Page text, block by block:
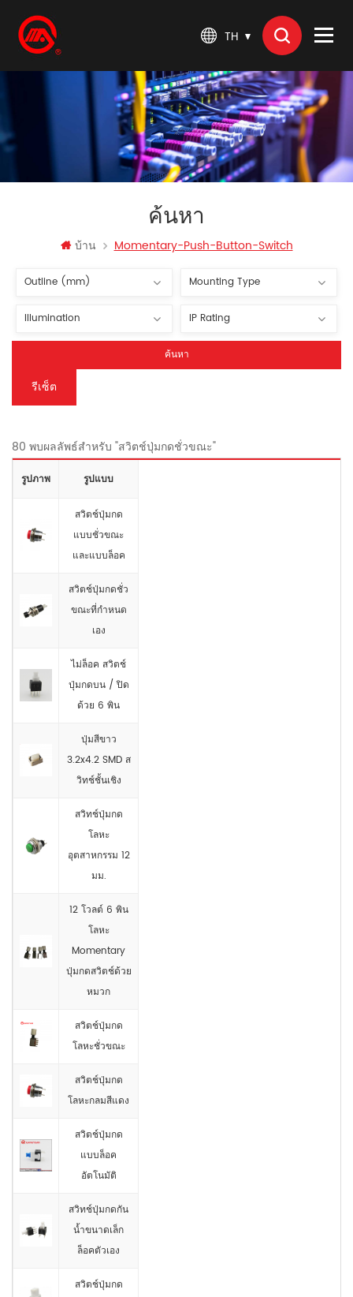
TH
ค้นหา
บ้าน Momentary-Push-Button-Switch
ค้นหา
รีเซ็ต
80 พบผลลัพธ์สำหรับ "สวิตช์ปุ่มกดชั่วขณะ"
รูปภาพ รูปแบบ
สวิตช์ปุ่มกด
แบบชั่วขณะ
และแบบล็อค
สวิตช์ปุ่มกดชั่ว
ขณะที่กำหนด
เอง
ไม่ล็อค สวิตช์
ปุ่มกดบน / ปิด
ด้วย 6 พิน
ปุ่มสีขาว
3.2x4.2 SMD ส
วิทช์ชั้นเชิง
สวิทช์ปุ่มกด
โลหะ
อุตสาหกรรม 12
มม.
12 โวลต์ 6 พิน
โลหะ
Momentary
ปุ่มกดสวิตช์ด้วย
หมวก
สวิตช์ปุ่มกด
โลหะชั่วขณะ
สวิตช์ปุ่มกด
โลหะกลมสีแดง
สวิตช์ปุ่มกด
แบบล็อค
อัตโนมัติ
สวิทช์ปุ่มกดกัน
น้ำขนาดเล็ก
ล็อคตัวเอง
สวิตช์ปุ่มกด